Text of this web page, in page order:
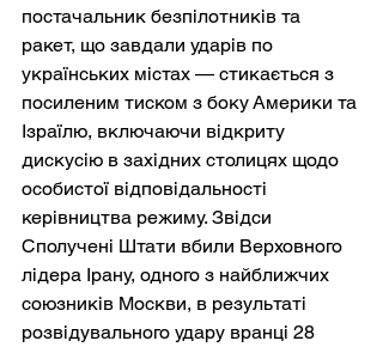
постачальник безпілотників та
ракет, що завдали ударів по
українських містах — стикається з
посиленим тиском з боку Америки та
Ізраїлю, включаючи відкриту
дискусію в західних столицях щодо
особистої відповідальності
керівництва режиму. Звідси
Сполучені Штати вбили Верховного
лідера Ірану, одного з найближчих
союзників Москви, в результаті
розвідувального удару вранці 28